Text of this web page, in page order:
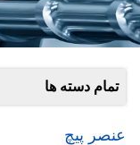
تمام دسته ها
عنصر پیچ